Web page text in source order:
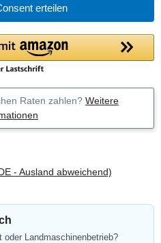
erteilen
Raten zahlen? Weitere
- Ausland abweichend)
Landmaschinenbetrieb?